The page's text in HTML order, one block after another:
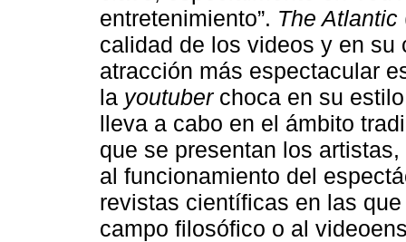
entretenimiento”. The Atlantic
calidad de los videos y en su
atracción más espectacular
la youtuberchoca en su
lleva a cabo en el ámbito
que se presentan los
al funcionamiento del
revistas científicas en las
campo filosófico o al